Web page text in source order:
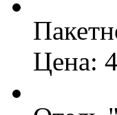
Цена: